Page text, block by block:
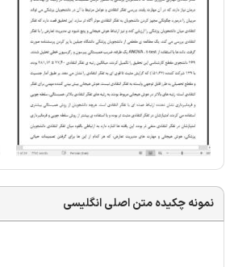
نمونه چکیده متن اصلی انگلیسی